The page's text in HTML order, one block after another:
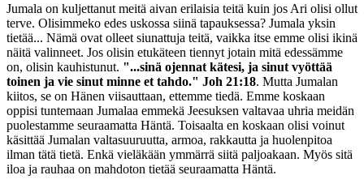
Jumala on kuljettanut meitä aivan erilaisia teitä kuin jos Ari olisi ollut
terve. Olisimmeko edes uskossa siinä tapauksessa? Jumala yksin
tietää... Nämä ovat olleet siunattuja teitä, vaikka itse emme olisi ikinä
näitä valinneet. Jos olisin etukäteen tiennyt jotain mitä edessämme
on, olisin kauhistunut. "...sinä ojennat kätesi, ja sinut vyöttää
toinen ja vie sinut minne et tahdo." Joh 21:18. Mutta Jumalan
kiitos, se on Hänen viisauttaan, ettemme tiedä. Emme koskaan
oppisi tuntemaan Jumalaa emmekä Jeesuksen valtavaa uhria meidän
puolestamme seuraamatta Häntä. Toisaalta en koskaan olisi voinut
käsittää Jumalan valtasuuruutta, armoa, rakkautta ja huolenpitoa
ilman tätä tietä. Enkä vieläkään ymmärrä siitä paljoakaan. Myös sitä
iloa ja rauhaa on mahdoton tietää seuraamatta Häntä.